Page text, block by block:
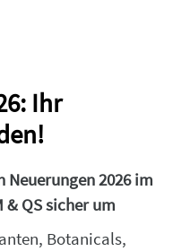
Ihr
Neuerungen 2026 im
QS sicher um
Botanicals,